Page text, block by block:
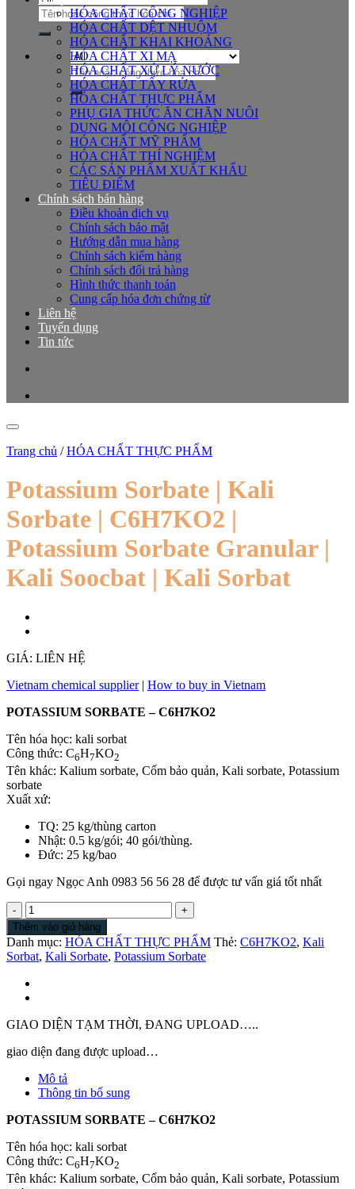
Tìm
kiếm:
Tìm
kiếm:
HÓA CHẤT CÔNG NGHIỆP
HÓA CHẤT DỆT NHUỘM
HÓA CHẤT KHAI KHOÁNG
HÓA CHẤT XI MẠ
HÓA CHẤT XỬ LÝ NƯỚC
HÓA CHẤT TẨY RỬA
HÓA CHẤT THỰC PHẨM
PHỤ GIA THỨC ĂN CHĂN NUÔI
DUNG MÔI CÔNG NGHIỆP
HÓA CHẤT MỸ PHẨM
HÓA CHẤT THÍ NGHIỆM
CÁC SẢN PHẨM XUẤT KHẨU
TIÊU ĐIỂM
Chính sách bán hàng
Điều khoản dịch vụ
Chính sách bảo mật
Hướng dẫn mua hàng
Chính sách kiểm hàng
Chính sách đổi trả hàng
Hình thức thanh toán
Cung cấp hóa đơn chứng từ
Liên hệ
Tuyển dụng
Tin tức
Trang chủ / HÓA CHẤT THỰC PHẨM
Potassium Sorbate | Kali
Sorbate | C6H7KO2 |
Potassium Sorbate Granular |
Kali Soocbat | Kali Sorbat
GIÁ: LIÊN HỆ
Vietnam chemical supplier| How to buy in Vietnam
POTASSIUM SORBATE – C6H7KO2
Tên hóa học: kali sorbat
Công thức: C6H7KO2
Tên khác: Kalium sorbate, Cốm bảo quản, Kali sorbate, Potassium
sorbate
Xuất xứ:
TQ: 25 kg/thùng carton
Nhật: 0.5 kg/gói; 40 gói/thùng.
Đức: 25 kg/bao
Gọi ngay Ngọc Anh 0983 56 56 28 để được tư vấn giá tốt nhất
Potassium
Sorbate
|
Kali
Sorbate
|
C6H7KO2
Potassium
Granular
Kali
Soocbat
Kali
số
lượng
Thêm vào giỏ hàng
Danh mục: HÓA CHẤT THỰC PHẨM Thẻ: C6H7KO2, Kali
Sorbat, Kali Sorbate, Potassium Sorbate
GIAO DIỆN TẠM THỜI, ĐANG UPLOAD…..
giao diện đang được upload…
Mô tả
Thông tin bổ sung
POTASSIUM SORBATE – C6H7KO2
Tên hóa học: kali sorbat
Công thức: C6H7KO2
Tên khác: Kalium sorbate, Cốm bảo quản, Kali sorbate, Potassium